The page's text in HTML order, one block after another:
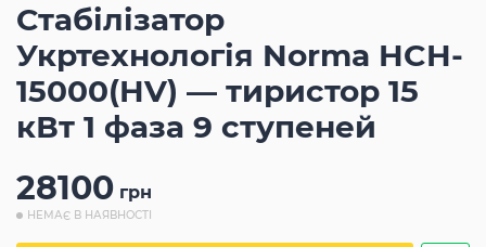
Стабілізатор
Укртехнологія Norma HCH-
15000(HV) — тиристор 15
кВт 1 фаза 9 ступеней
28100 грн
НЕМАЄ В НАЯВНОСТІ